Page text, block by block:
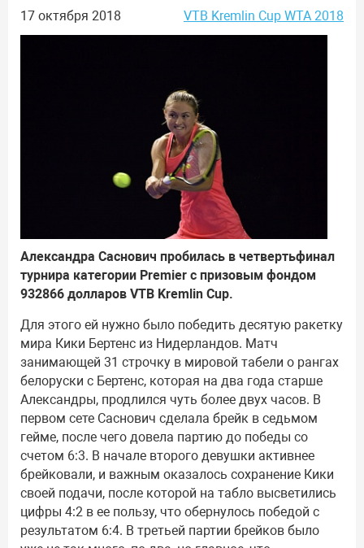
17 октября 2018 VTB Kremlin Cup WTA 2018
Александра Саснович пробилась в четвертьфинал
турнира категории Premier с призовым фондом
932866 долларов VTB Kremlin Cup.
Для этого ей нужно было победить десятую ракетку
мира Кики Бертенс из Нидерландов. Матч
занимающей 31 строчку в мировой табели о рангах
белоруски с Бертенс, которая на два года старше
Александры, продлился чуть более двух часов. В
первом сете Саснович сделала брейк в седьмом
гейме, после чего довела партию до победы со
счетом 6:3. В начале второго девушки активнее
брейковали, и важным оказалось сохранение Кики
своей подачи, после которой на табло высветились
цифры 4:2 в ее пользу, что обернулось победой с
результатом 6:4. В третьей партии брейков было